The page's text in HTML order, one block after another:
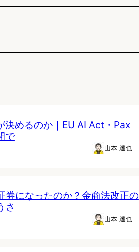
決めるのか｜EU AI Act・Pax
で
山本 達也
券になったのか？金商法改正の
さ
山本 達也